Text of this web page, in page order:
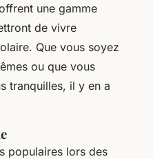
une gamme
de vivre
Que vous soyez
ou que vous
tranquilles, il y en a
populaires lors des